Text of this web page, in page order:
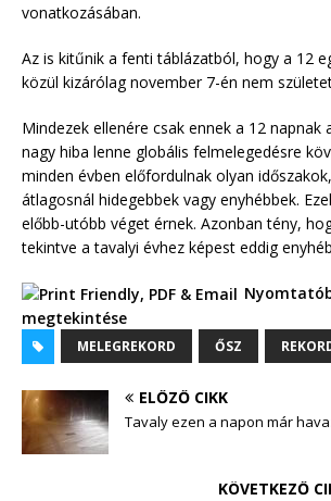
vonatkozásában.
Az is kitűnik a fenti táblázatból, hogy a 12
közül kizárólag november 7-én nem
Mindezek ellenére csak ennek a 12 napnak
nagy hiba lenne globális felmelegedésre
minden évben előfordulnak olyan
átlagosnál hidegebbek vagy enyhébbek.
előbb-utóbb véget érnek. Azonban tény,
tekintve a tavalyi évhez képest eddig
megtekintése
MELEGREKORD ŐSZ
ELŐZŐ CIKK
Tavaly ezen a napon már
KÖVETKEZŐ